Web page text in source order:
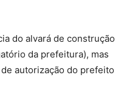
do alvará de construção
da prefeitura), mas
autorização do prefeito